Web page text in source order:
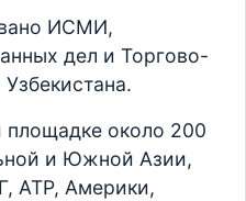
ИСМИ,
дел и Торгово-
около 200
и Южной Азии,
АТР, Америки,